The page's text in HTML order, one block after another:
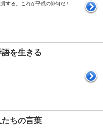
する。これが平成の俳句だ！
を生きる
ちの言葉